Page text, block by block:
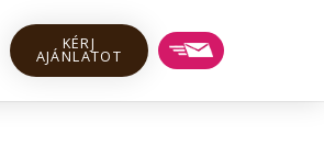
KÉRJ
AJÁNLATOT